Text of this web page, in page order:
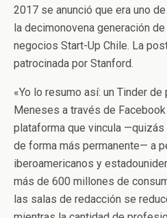
2017 se anunció que era uno
la decimonovena generación
negocios Start-Up Chile. La
patrocinada por Stanford.
«Yo lo resumo así: un Tinder
Meneses a través de
plataforma que vincula
de forma más permanente— a
iberoamericanos y
más de 600 millones de
las salas de redacción se